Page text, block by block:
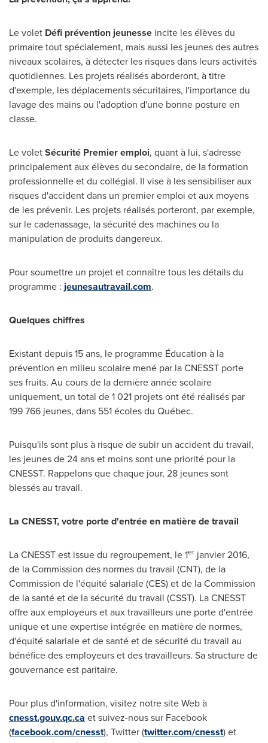
Le volet Défi prévention jeunesse incite les élèves du
primaire tout spécialement, mais aussi les jeunes des autres
niveaux scolaires, à détecter les risques dans leurs activités
quotidiennes. Les projets réalisés aborderont, à titre
d'exemple, les déplacements sécuritaires, l'importance du
lavage des mains ou l'adoption d'une bonne posture en
classe.
Le voletSécurité Premier emploi, quant à lui, s'adresse
principalement aux élèves du secondaire, de la formation
professionnelle et du collégial. Il vise à les sensibiliser aux
risques d'accident dans un premier emploi et aux moyens
de les prévenir. Les projets réalisés porteront, par exemple,
sur le cadenassage, la sécurité des machines ou la
manipulation de produits dangereux.
Pour soumettre un projet et connaître tous les détails du
programme : jeunesautravail.com.
Quelques chiffres
Existant depuis 15 ans, le programme Éducation à la
prévention en milieu scolaire mené par la CNESST porte
ses fruits. Au cours de la dernière année scolaire
uniquement, un total de 1 021 projets ont été réalisés par
199 766 jeunes, dans 551 écoles du Québec.
Puisqu'ils sont plus à risque de subir un accident du travail,
les jeunes de 24 ans et moins sont une priorité pour la
CNESST. Rappelons que chaque jour, 28 jeunes sont
blessés au travail.
La CNESST, votre porte d'entrée en matière de travail
La CNESST est issue du regroupement, le 1er janvier 2016,
de la Commission des normes du travail (CNT), de la
Commission de l'équité salariale (CES) et de la Commission
de la santé et de la sécurité du travail (CSST). La CNESST
offre aux employeurs et aux travailleurs une porte d'entrée
unique et une expertise intégrée en matière de normes,
d'équité salariale et de santé et de sécurité du travail au
bénéfice des employeurs et des travailleurs. Sa structure de
gouvernance est paritaire.
Pour plus d'information, visitez notre site Web à
cnesst.gouv.qc.ca et suivez-nous sur Facebook
(facebook.com/cnesst), Twitter (twitter.com/cnesst) et